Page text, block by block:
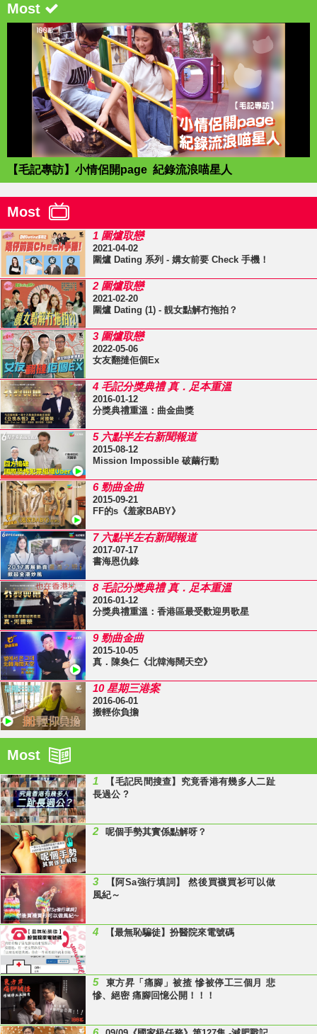
Most
【毛記專訪】小情侶開page 紀錄流浪喵星人
Most
1 圍爐取戀
2021-04-02
圍爐 Dating 系列 - 媾女前要 Check 手機！
2 圍爐取戀
2021-02-20
圍爐 Dating (1) - 靚女點解冇拖拍？
3 圍爐取戀
2022-05-06
女友翻撻佢個Ex
4 毛記分獎典禮 真．足本重溫
2016-01-12
分獎典禮重溫：曲金曲獎
5 六點半左右新聞報道
2015-08-12
Mission Impossible 破繭行動
6 勁曲金曲
2015-09-21
FF的s《羞家BABY》
7 六點半左右新聞報道
2017-07-17
書海恩仇錄
8 毛記分獎典禮 真．足本重溫
2016-01-12
分獎典禮重溫：香港區最受歡迎男歌星
9 勁曲金曲
2015-10-05
真．陳奐仁《北韓海闊天空》
10 星期三港案
2016-06-01
搬輕你負擔
Most
1
【毛記民間搜查】究竟香港有幾多人二趾
長過公 ?
2 呢個手勢其實係點解呀？
3
【阿Sa強行填詞】 然後買襪買衫可以做
風紀～
4 【最無恥騙徒】扮醫院來電號碼
5
東方昇「痛腳」被揸 慘被停工三個月 悲
慘、絕密 痛腳回憶公開！！！